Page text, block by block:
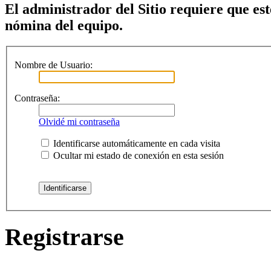
El administrador del Sitio requiere que
nómina del equipo.
Nombre de Usuario:
Contraseña:
Olvidé mi contraseña
Identificarse automáticamente en cada visita
Ocultar mi estado de conexión en esta sesión
Registrarse